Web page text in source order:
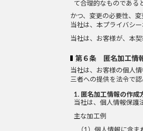
て合理的なものである
かつ、変更の必要性、
当社は、本プライバシ
当社は、お客様が、本
第６条 匿名加工情
当社は、お客様の個人
三者への提供を法令で認
1. 匿名加工情報の作成
当社は、個人情報保護
主な加工例